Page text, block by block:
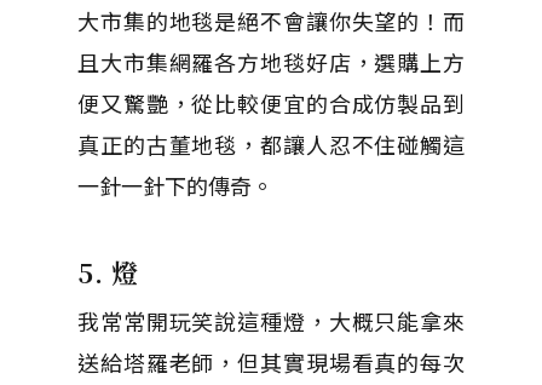
大市集的地毯是絕不會讓你失望的！而
且大市集網羅各方地毯好店，選購上方
便又驚艷，從比較便宜的合成仿製品到
真正的古董地毯，都讓人忍不住碰觸這
一針一針下的傳奇。
5. 燈
我常常開玩笑說這種燈，大概只能拿來
送給塔羅老師，但其實現場看真的每次